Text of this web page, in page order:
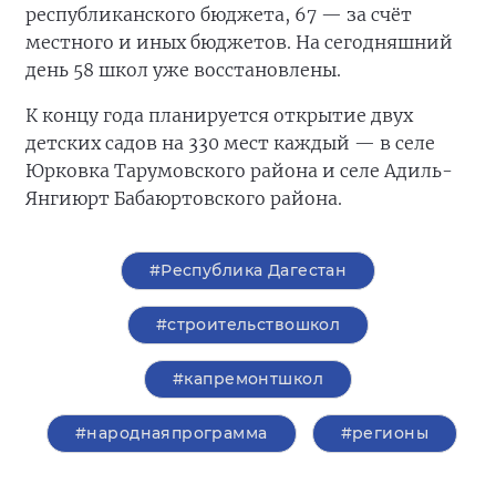
республиканского бюджета, 67 — за счёт
местного и иных бюджетов. На сегодняшний
день 58 школ уже восстановлены.
К концу года планируется открытие двух
детских садов на 330 мест каждый — в селе
Юрковка Тарумовского района и селе Адиль-
Янгиюрт Бабаюртовского района.
#Республика Дагестан
#строительствошкол
#капремонтшкол
#народнаяпрограмма #регионы